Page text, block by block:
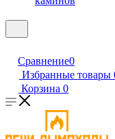
Сравнение0
Избранные товары
Корзина 0